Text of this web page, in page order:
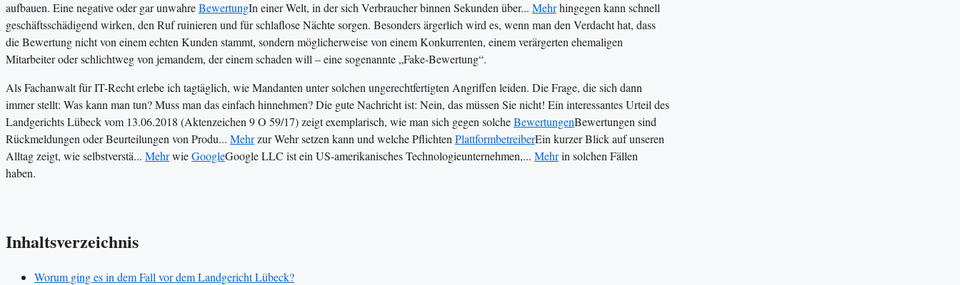
aufbauen. Eine negative oder gar unwahreBewertungIn einer Welt, in der sich Verbraucher binnen Sekunden über... Mehrhingegen kann schnell
geschäftsschädigend wirken, den Ruf ruinieren und für schlaflose Nächte sorgen. Besonders ärgerlich wird es, wenn man den Verdacht hat, dass
die Bewertung nicht von einem echten Kunden stammt, sondern möglicherweise von einem Konkurrenten, einem verärgerten ehemaligen
Mitarbeiter oder schlichtweg von jemandem, der einem schaden will – eine sogenannte „Fake-Bewertung“.
Als Fachanwalt für IT-Recht erlebe ich tagtäglich, wie Mandanten unter solchen ungerechtfertigten Angriffen leiden. Die Frage, die sich dann
immer stellt: Was kann man tun? Muss man das einfach hinnehmen? Die gute Nachricht ist: Nein, das müssen Sie nicht! Ein interessantes Urteil des
Landgerichts Lübeck vom 13.06.2018 (Aktenzeichen 9 O 59/17) zeigt exemplarisch, wie man sich gegen solcheBewertungenBewertungen sind
Rückmeldungen oder Beurteilungen von Produ... Mehrzur Wehr setzen kann und welche Pflichten PlattformbetreiberEin kurzer Blick auf unseren
Alltag zeigt, wie selbstverstä... MehrwieGoogleGoogle LLC ist ein US-amerikanisches Technologieunternehmen,... Mehrin solchen Fällen
haben.
Inhaltsverzeichnis
Worum ging es in dem Fall vor dem Landgericht Lübeck?